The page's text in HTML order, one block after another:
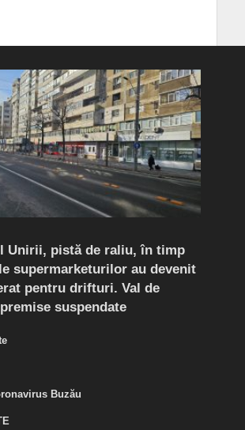
Unirii, pistă de raliu, în timp
supermarketurilor au devenit
pentru drifturi. Val de
suspendate
Buzău